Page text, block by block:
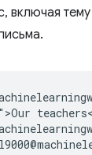
включая